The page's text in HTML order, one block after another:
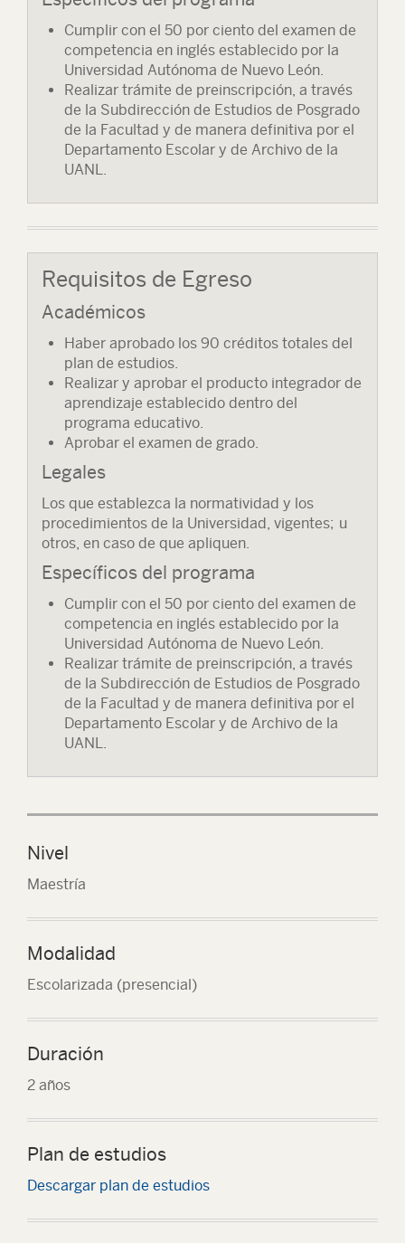
Cumplir con el 50 por ciento del examen de
competencia en inglés establecido por la
Universidad Autónoma de Nuevo León.
Realizar trámite de preinscripción, a través
de la Subdirección de Estudios de Posgrado
de la Facultad y de manera definitiva por el
Departamento Escolar y de Archivo de la
UANL.
Requisitos de Egreso
Académicos
Haber aprobado los 90 créditos totales del
plan de estudios.
Realizar y aprobar el producto integrador de
aprendizaje establecido dentro del
programa educativo.
Aprobar el examen de grado.
Legales
Los que establezca la normatividad y los
procedimientos de la Universidad, vigentes; u
otros, en caso de que apliquen.
Específicos del programa
Cumplir con el 50 por ciento del examen de
competencia en inglés establecido por la
Universidad Autónoma de Nuevo León.
Realizar trámite de preinscripción, a través
de la Subdirección de Estudios de Posgrado
de la Facultad y de manera definitiva por el
Departamento Escolar y de Archivo de la
UANL.
Nivel
Maestría
Modalidad
Escolarizada (presencial)
Duración
2 años
Plan de estudios
Descargar plan de estudios